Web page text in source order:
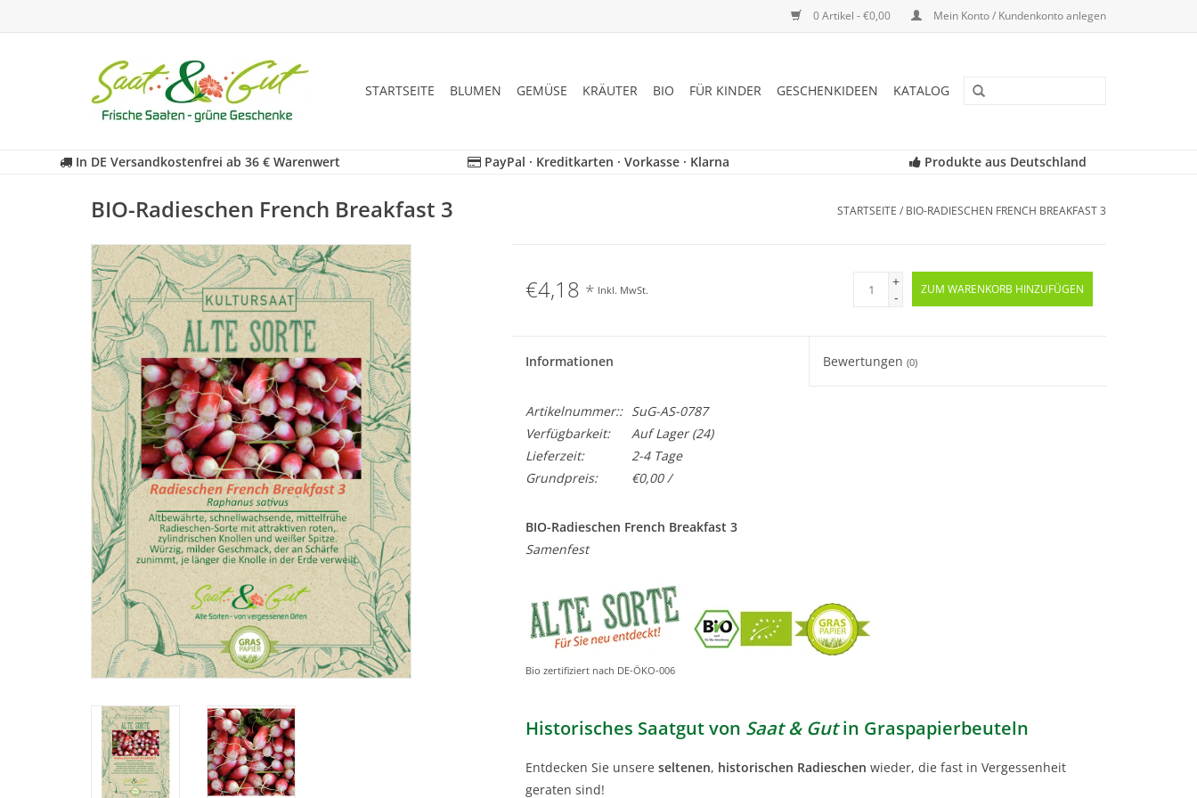
0 Artikel - €0,00 Mein Konto / Kundenkonto anlegen
STARTSEITE BLUMEN GEMÜSE KRÄUTER BIO FÜR KINDER GESCHENKIDEEN KATALOG
In DE Versandkostenfrei ab 36 € Warenwert PayPal · Kreditkarten · Vorkasse · Klarna Produkte aus Deutschland
BIO-Radieschen French Breakfast 3 STARTSEITE / BIO-RADIESCHEN FRENCH BREAKFAST 3
€4,18 * Inkl. MwSt.
+
-
ZUM WARENKORB HINZUFÜGEN
Informationen Bewertungen(0)
Artikelnummer::
SuG-AS-0787
Verfügbarkeit:
Auf Lager(24)
Lieferzeit:
2-4 Tage
Grundpreis:
€0,00 /
BIO-Radieschen French Breakfast 3
Samenfest
Bio zertifiziert nach DE-ÖKO-006
Historisches Saatgut von Saat & Gutin Graspapierbeuteln
Entdecken Sie unsere seltenen, historischen Radieschen wieder, die fast in Vergessenheit
geraten sind!